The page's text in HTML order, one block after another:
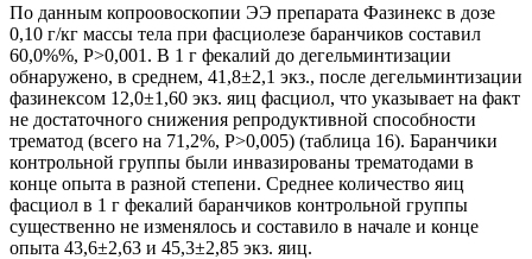
По данным копроовоскопии ЭЭ препарата Фазинекс в дозе
0,10 г/кг массы тела при фасциолезе баранчиков составил
60,0%%, Р>0,001. В 1 г фекалий до дегельминтизации
обнаружено, в среднем, 41,8±2,1 экз., после дегельминтизации
фазинексом 12,0±1,60 экз. яиц фасциол, что указывает на факт
не достаточного снижения репродуктивной способности
трематод (всего на 71,2%, Р>0,005) (таблица 16). Баранчики
контрольной группы были инвазированы трематодами в
конце опыта в разной степени. Среднее количество яиц
фасциол в 1 г фекалий баранчиков контрольной группы
существенно не изменялось и составило в начале и конце
опыта 43,6±2,63 и 45,3±2,85 экз. яиц.